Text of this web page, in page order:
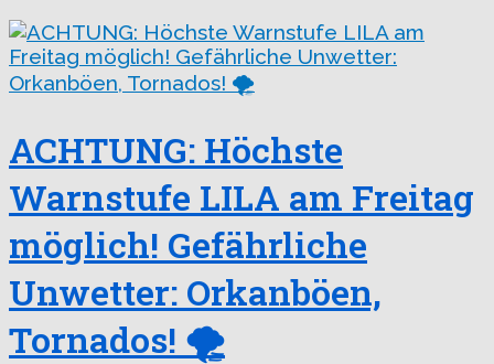
ACHTUNG: Höchste
Warnstufe LILA am Freitag
möglich! Gefährliche
Unwetter: Orkanböen,
Tornados! 🌪️